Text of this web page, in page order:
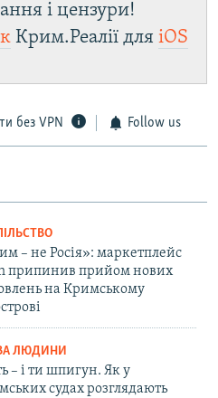
і цензури!
Крим.Реалії для iOS
без VPN Follow us
– не Росія»: маркетплейс
припинив прийом нових
на Кримському
ЛЮДИНИ
– і ти шпигун. Як у
судах розглядають